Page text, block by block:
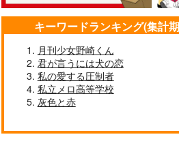
キーワードランキング(集計
月刊少女野崎くん
君が言うには犬の恋
私の愛する圧制者
私立メロ高等学校
灰色と赤